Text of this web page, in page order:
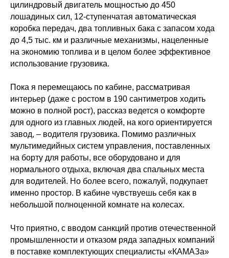
цилиндровый двигатель мощностью до 450
лошадиных сил, 12-ступенчатая автоматическая
коробка передач, два топливных бака с запасом хода
до 4,5 тыс. км и различные механизмы, нацеленные
на экономию топлива и в целом более эффективное
использование грузовика.
Пока я перемещаюсь по кабине, рассматривая
интерьер (даже с ростом в 190 сантиметров ходить
можно в полной рост), рассказ ведется о комфорте
для одного из главных людей, на кого ориентируется
завод, – водителя грузовика. Помимо различных
мультимедийных систем управления, поставленных
на борту для работы, все оборудовано и для
нормального отдыха, включая два спальных места
для водителей. Но более всего, пожалуй, подкупает
именно простор. В кабине чувствуешь себя как в
небольшой полноценной комнате на колесах.
Что приятно, с вводом санкций против отечественной
промышленности и отказом ряда западных компаний
в поставке комплектующих специалисты «КАМАЗа»